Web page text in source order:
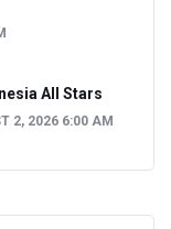
All Stars
2, 2026 6:00 AM